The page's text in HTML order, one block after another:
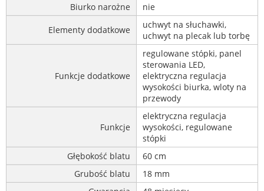
Biurko narożne nie
Elementy dodatkowe
uchwyt na słuchawki,
uchwyt na plecak lub torbę
Funkcje dodatkowe
regulowane stópki, panel
sterowania LED,
elektryczna regulacja
wysokości biurka, wloty na
przewody
Funkcje
elektryczna regulacja
wysokości, regulowane
stópki
Głębokość blatu
60 cm
Grubość blatu
18 mm